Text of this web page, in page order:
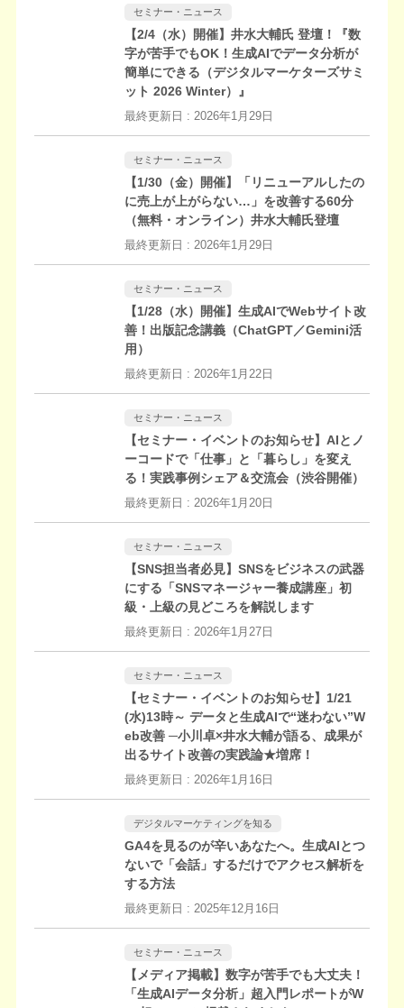
セミナー・ニュース
【2/4（水）開催】井水大輔氏 登壇！『数
字が苦手でもOK！生成AIでデータ分析が
簡単にできる（デジタルマーケターズサミ
ット 2026 Winter）』
最終更新日 : 2026年1月29日
セミナー・ニュース
【1/30（金）開催】「リニューアルしたの
に売上が上がらない…」を改善する60分
（無料・オンライン）井水大輔氏登壇
最終更新日 : 2026年1月29日
セミナー・ニュース
【1/28（水）開催】生成AIでWebサイト改
善！出版記念講義（ChatGPT／Gemini活
用）
最終更新日 : 2026年1月22日
セミナー・ニュース
【セミナー・イベントのお知らせ】AIとノ
ーコードで「仕事」と「暮らし」を変え
る！実践事例シェア＆交流会（渋谷開催）
最終更新日 : 2026年1月20日
セミナー・ニュース
【SNS担当者必見】SNSをビジネスの武器
にする「SNSマネージャー養成講座」初
級・上級の見どころを解説します
最終更新日 : 2026年1月27日
セミナー・ニュース
【セミナー・イベントのお知らせ】1/21
(水)13時～ データと生成AIで“迷わない”W
eb改善 ─小川卓×井水大輔が語る、成果が
出るサイト改善の実践論★増席！
最終更新日 : 2026年1月16日
デジタルマーケティングを知る
GA4を見るのが辛いあなたへ。生成AIとつ
ないで「会話」するだけでアクセス解析を
する方法
最終更新日 : 2025年12月16日
セミナー・ニュース
【メディア掲載】数字が苦手でも大丈夫！
「生成AIデータ分析」超入門レポートがW